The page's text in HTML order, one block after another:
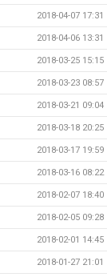
2018-04-07 17:31
2018-04-06 13:31
2018-03-25 15:15
2018-03-23 08:57
2018-03-21 09:04
2018-03-18 20:25
2018-03-17 19:59
2018-03-16 08:22
2018-02-07 18:40
2018-02-05 09:28
2018-02-01 14:45
2018-01-27 21:01